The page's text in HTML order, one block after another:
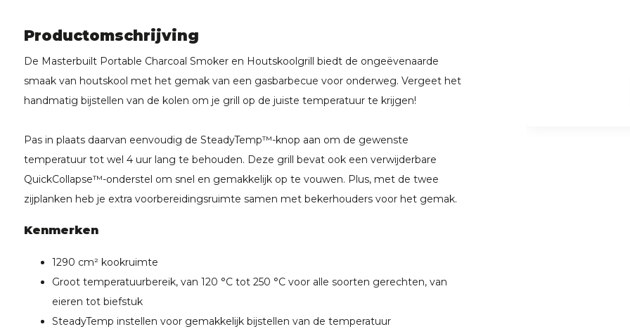
Productomschrijving
De Masterbuilt Portable Charcoal Smoker en Houtskoolgrill biedt de ongeëvenaarde
smaak van houtskool met het gemak van een gasbarbecue voor onderweg. Vergeet het
handmatig bijstellen van de kolen om je grill op de juiste temperatuur te krijgen!
Pas in plaats daarvan eenvoudig de SteadyTemp™-knop aan om de gewenste
temperatuur tot wel 4 uur lang te behouden. Deze grill bevat ook een verwijderbare
QuickCollapse™-onderstel om snel en gemakkelijk op te vouwen. Plus, met de twee
zijplanken heb je extra voorbereidingsruimte samen met bekerhouders voor het gemak.
Kenmerken
1290 cm² kookruimte
Groot temperatuurbereik, van 120 °C tot 250 °C voor alle soorten gerechten, van
eieren tot biefstuk
SteadyTemp instellen voor gemakkelijk bijstellen van de temperatuur